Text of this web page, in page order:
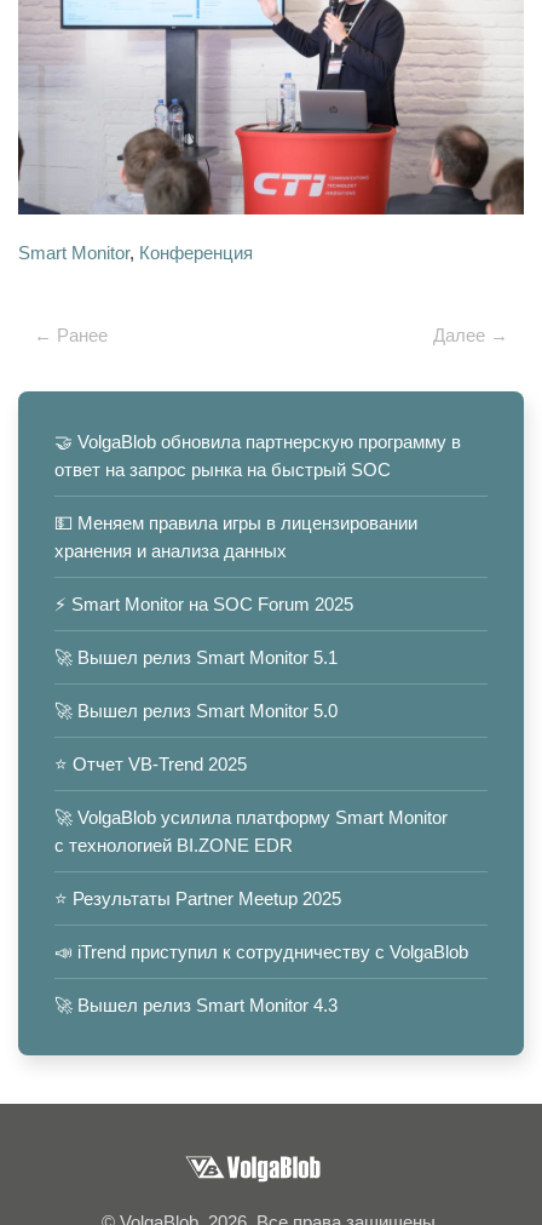
Smart Monitor, Конференция
← Ранее Далее →
🤝 VolgaBlob обновила партнерскую программу в
ответ на запрос рынка на быстрый SOC
💵 Меняем правила игры в лицензировании
хранения и анализа данных
⚡️ Smart Monitor на SOC Forum 2025
🚀 Вышел релиз Smart Monitor 5.1
🚀 Вышел релиз Smart Monitor 5.0
⭐️ Отчет VB-Trend 2025
🚀 VolgaBlob усилила платформу Smart Monitor
с технологией BI.ZONE EDR
⭐️ Результаты Partner Meetup 2025
📣 iTrend приступил к сотрудничеству с VolgaBlob
🚀 Вышел релиз Smart Monitor 4.3